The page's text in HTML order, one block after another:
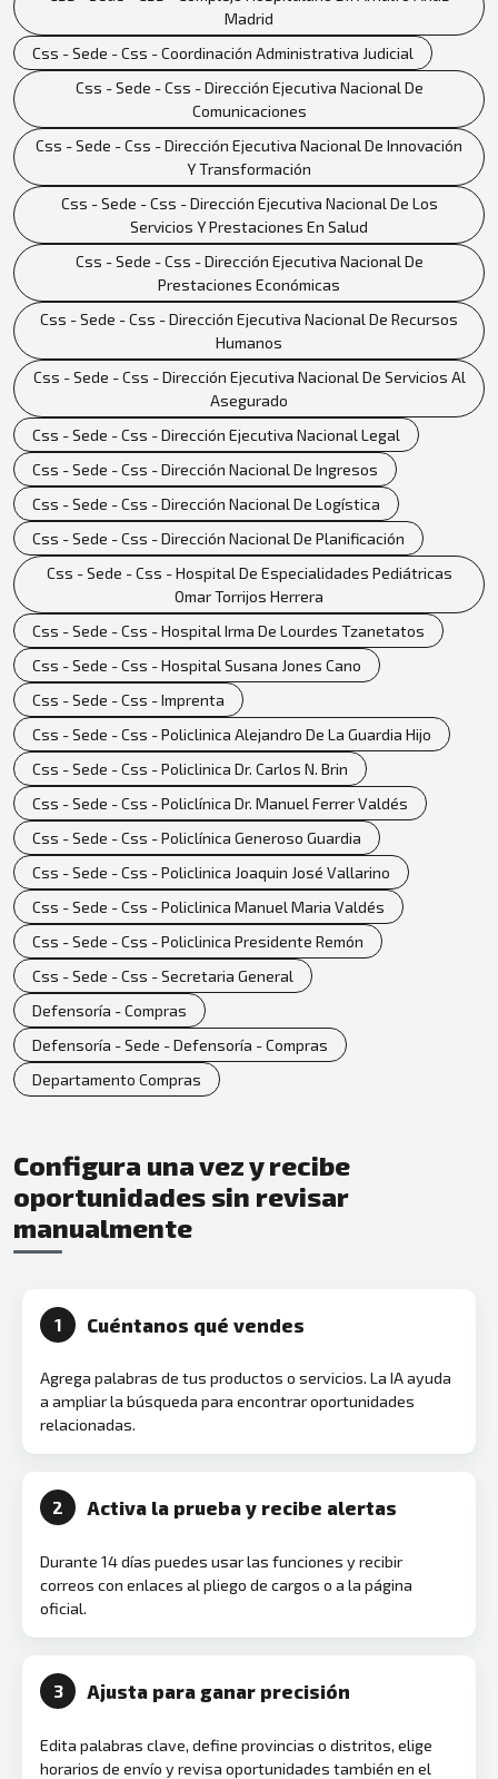
Madrid
Css - Sede - Css - Coordinación Administrativa Judicial
Css - Sede - Css - Dirección Ejecutiva Nacional De
Comunicaciones
Css - Sede - Css - Dirección Ejecutiva Nacional De Innovación
Y Transformación
Css - Sede - Css - Dirección Ejecutiva Nacional De Los
Servicios Y Prestaciones En Salud
Css - Sede - Css - Dirección Ejecutiva Nacional De
Prestaciones Económicas
Css - Sede - Css - Dirección Ejecutiva Nacional De Recursos
Humanos
Css - Sede - Css - Dirección Ejecutiva Nacional De Servicios Al
Asegurado
Css - Sede - Css - Dirección Ejecutiva Nacional Legal
Css - Sede - Css - Dirección Nacional De Ingresos
Css - Sede - Css - Dirección Nacional De Logística
Css - Sede - Css - Dirección Nacional De Planificación
Css - Sede - Css - Hospital De Especialidades Pediátricas
Omar Torrijos Herrera
Css - Sede - Css - Hospital Irma De Lourdes Tzanetatos
Css - Sede - Css - Hospital Susana Jones Cano
Css - Sede - Css - Imprenta
Css - Sede - Css - Policlinica Alejandro De La Guardia Hijo
Css - Sede - Css - Policlinica Dr. Carlos N. Brin
Css - Sede - Css - Policlínica Dr. Manuel Ferrer Valdés
Css - Sede - Css - Policlínica Generoso Guardia
Css - Sede - Css - Policlinica Joaquin José Vallarino
Css - Sede - Css - Policlinica Manuel Maria Valdés
Css - Sede - Css - Policlinica Presidente Remón
Css - Sede - Css - Secretaria General
Defensoría - Compras
Defensoría - Sede - Defensoría - Compras
Departamento Compras
Configura una vez y recibe
oportunidades sin revisar
manualmente
1 Cuéntanos qué vendes
Agrega palabras de tus productos o servicios. La IA ayuda
a ampliar la búsqueda para encontrar oportunidades
relacionadas.
2 Activa la prueba y recibe alertas
Durante 14 días puedes usar las funciones y recibir
correos con enlaces al pliego de cargos o a la página
oficial.
3 Ajusta para ganar precisión
Edita palabras clave, define provincias o distritos, elige
horarios de envío y revisa oportunidades también en el